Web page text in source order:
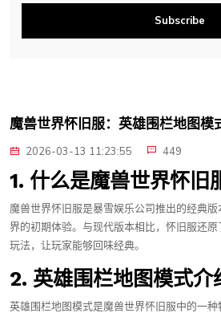
Subscribe
魔兽世界怀旧服：英雄围栏地图模
2026-03-13 11:23:55 449
1. 什么是魔兽世界怀旧
魔兽世界怀旧服是暴雪娱乐公司推出的经典
界的初期体验。与现代版本相比，怀旧服还
玩法，让玩家能够回味经典。
2. 英雄围栏地图模式介
英雄围栏地图模式是魔兽世界怀旧服中的一种